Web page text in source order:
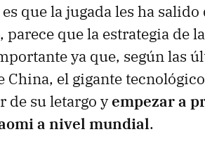
que la jugada les ha
que la estrategia de
ya que, según las
el gigante
de su letargo yempezar a
a nivel mundial.